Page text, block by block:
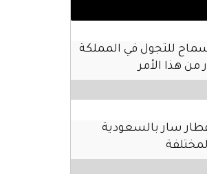
للتجول في المملكة
من هذا الأمر
سار بالسعودية